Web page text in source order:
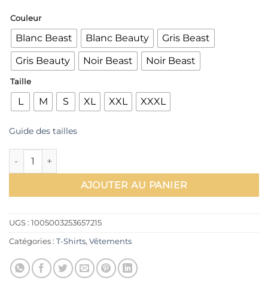
37,99 €
à
47,99 €
Couleur
Blanc Beast Blanc Beauty
Gris Beast
Gris Beauty
Noir Beast Noir Beast
Taille
L M S XL XXL XXXL
Guide des tailles
quantité de T-Shirt Couple la Belle et la Bête
AJOUTER AU PANIER
UGS : 1005003253657215
Catégories : T-Shirts, Vêtements